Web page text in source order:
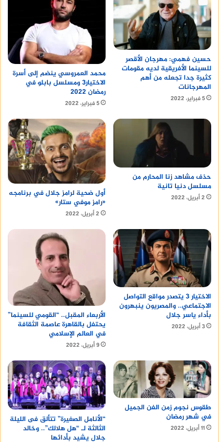
حسين فهمي: مهرجان الأقصر
للسينما الأفريقية لديه مقومات
كثيرة جدا تجعله من أهم
المهرجانات
5 فبراير، 2022
محمد العمروسي ينضم إلى أسرة
الاختيار3 ومسلسل بابلو في
رمضان 2022
5 فبراير، 2022
حذف مشاهد زنا المحارم من
مسلسل دنيا تانية
2 أبريل، 2022
أول ضحية لرامز جلال في برنامجه
«رامز موفي ستار»
2 أبريل، 2022
الاختيار 3 يتصدر مواقع التواصل
الاجتماعي.. والمصريون ينبهرون
بأداء ياسر جلال
3 أبريل، 2022
الأربعاء المقبل.. “القومي للسينما”
يحتفل بالقاهرة عاصمة الثقافة
في العالم الإسلامي
9 أبريل، 2022
طقوس نجوم زمن الفن الجميل
في شهر رمضان
11 أبريل، 2022
“الأنامل الصغيرة” تتألق فى الليلة
الثالثة لـ “هل هلالك”.. وخالد
جلال يشيد بأدائها